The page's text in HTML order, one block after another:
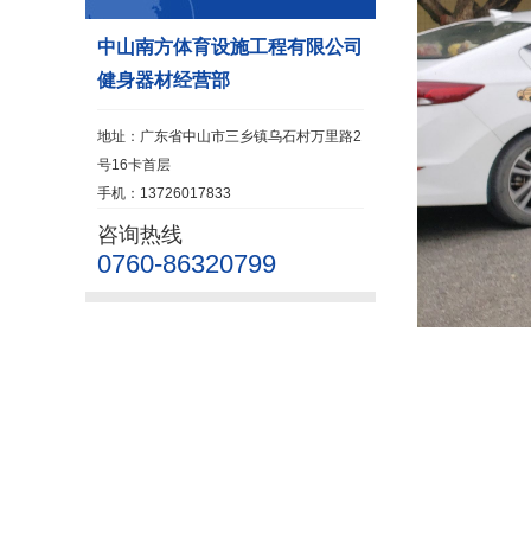
中山南方体育设施工程有限公司
健身器材经营部
地址：广东省中山市三乡镇乌石村万里路2
号16卡首层
手机：13726017833
咨询热线
0760-86320799